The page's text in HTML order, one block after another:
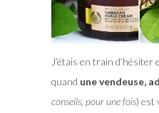
J’étais en train
quand une vendeuse,
conseils, pour une fois) est